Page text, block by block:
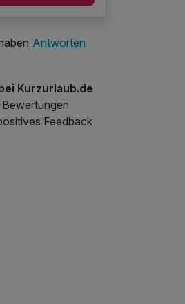
Antworten
Kurzurlaub.de
Feedback